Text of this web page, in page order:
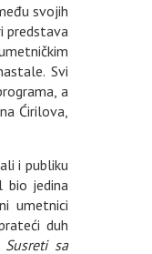
svojih
predstava
Svi
a
Ćirilova,
i publiku
bio jedina
umetnici
duh
Susreti sa